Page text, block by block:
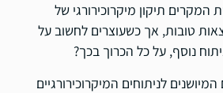
המקרים תיקון מיקרוכירורגי של
טובות, אך כשעוצרים לחשוב על
נוסף, על כל הכרוך בכך?
לניתוחים המיקרוכירורגיים